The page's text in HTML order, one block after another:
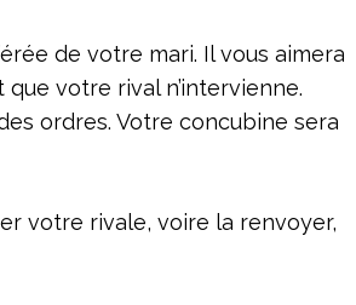
de votre mari. Il vous aimera
que votre rival n’intervienne.
ordres. Votre concubine sera
votre rivale, voire la renvoyer,